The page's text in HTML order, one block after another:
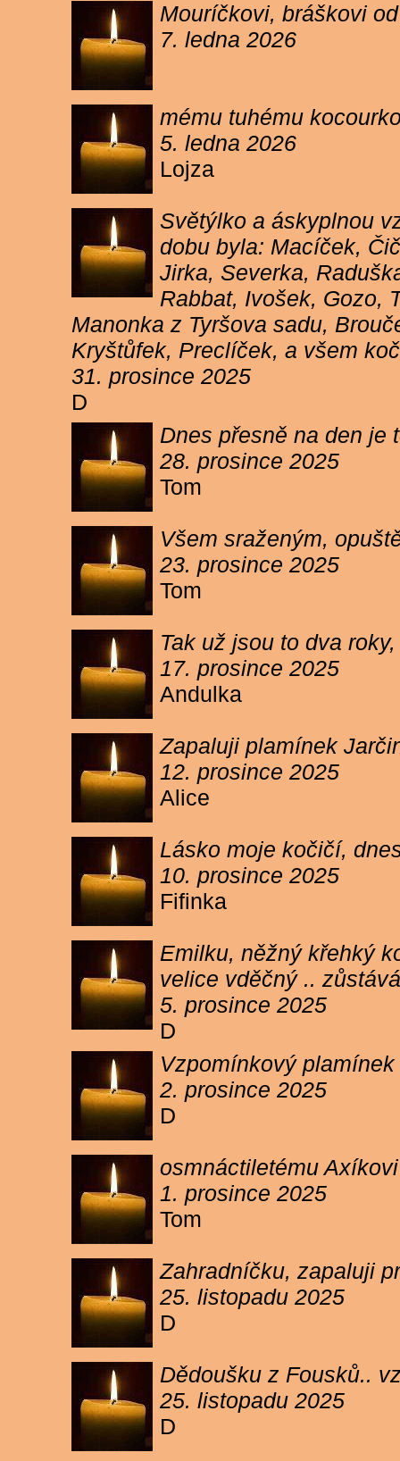
Mouríčkovi, bráškovi
7. ledna 2026
mému tuhému
5. ledna 2026
Lojza
Světýlko a áskyplnou
dobu byla: Macíček,
Jirka, Severka,
Rabbat, Ivošek, Gozo,
Manonka z Tyršova sadu,
Kryštůfek, Preclíček, a všem
31. prosince 2025
D
Dnes přesně na den je
28. prosince 2025
Tom
Všem sraženým,
23. prosince 2025
Tom
Tak už jsou to dva
17. prosince 2025
Andulka
Zapaluji plamínek
12. prosince 2025
Alice
Lásko moje kočičí,
10. prosince 2025
Fifinka
Emilku, něžný křehký
velice vděčný ..
5. prosince 2025
D
Vzpomínkový
2. prosince 2025
D
osmnáctiletému
1. prosince 2025
Tom
Zahradníčku, zapaluji
25. listopadu 2025
D
Dědoušku z Fousků..
25. listopadu 2025
D